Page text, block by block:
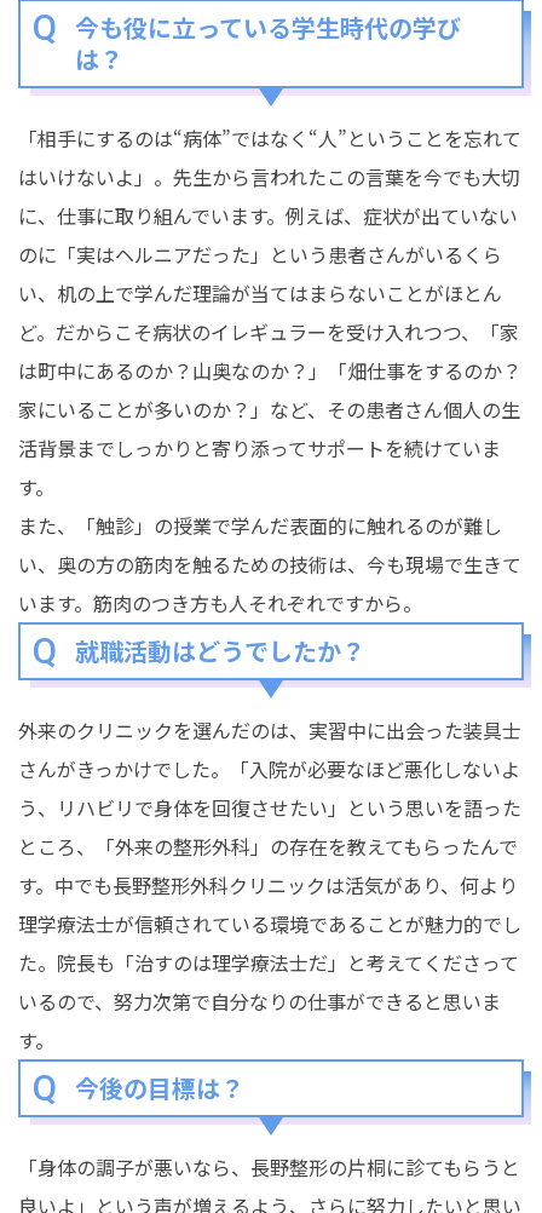
今も役に立っている学生時代の学び
は？
「相手にするのは“病体”ではなく“人”ということを忘れて
はいけないよ」。先生から言われたこの言葉を今でも大切
に、仕事に取り組んでいます。例えば、症状が出ていない
のに「実はヘルニアだった」という患者さんがいるくら
い、机の上で学んだ理論が当てはまらないことがほとん
ど。だからこそ病状のイレギュラーを受け入れつつ、「家
は町中にあるのか？山奥なのか？」「畑仕事をするのか？
家にいることが多いのか？」など、その患者さん個人の生
活背景までしっかりと寄り添ってサポートを続けていま
す。
また、「触診」の授業で学んだ表面的に触れるのが難し
い、奥の方の筋肉を触るための技術は、今も現場で生きて
います。筋肉のつき方も人それぞれですから。
就職活動はどうでしたか？
外来のクリニックを選んだのは、実習中に出会った装具士
さんがきっかけでした。「入院が必要なほど悪化しないよ
う、リハビリで身体を回復させたい」という思いを語った
ところ、「外来の整形外科」の存在を教えてもらったんで
す。中でも長野整形外科クリニックは活気があり、何より
理学療法士が信頼されている環境であることが魅力的でし
た。院長も「治すのは理学療法士だ」と考えてくださって
いるので、努力次第で自分なりの仕事ができると思いま
す。
今後の目標は？
「身体の調子が悪いなら、長野整形の片桐に診てもらうと
良いよ」という声が増えるよう、さらに努力したいと思い